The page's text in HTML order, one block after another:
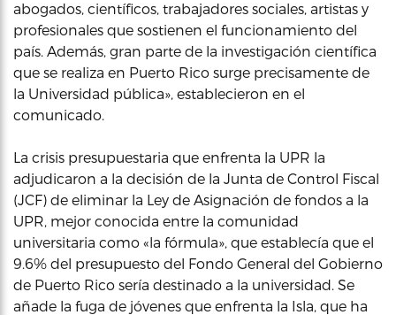
abogados, científicos, trabajadores sociales, artistas y
profesionales que sostienen el funcionamiento del
país. Además, gran parte de la investigación científica
que se realiza en Puerto Rico surge precisamente de
la Universidad pública», establecieron en el
comunicado.
La crisis presupuestaria que enfrenta la UPR la
adjudicaron a la decisión de la Junta de Control Fiscal
(JCF) de eliminar la Ley de Asignación de fondos a la
UPR, mejor conocida entre la comunidad
universitaria como «la fórmula», que establecía que el
9.6% del presupuesto del Fondo General del Gobierno
de Puerto Rico sería destinado a la universidad. Se
añade la fuga de jóvenes que enfrenta la Isla, que ha